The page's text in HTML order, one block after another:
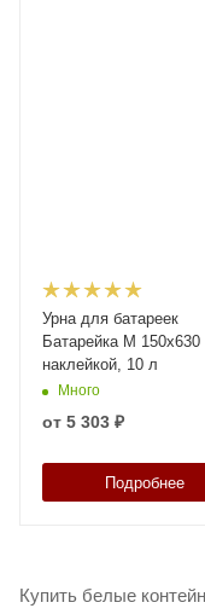
Урна для батареек
Батарейка М
наклейкой, 10 л
Много
от 5 303 ₽
Подробнее
Купить белые